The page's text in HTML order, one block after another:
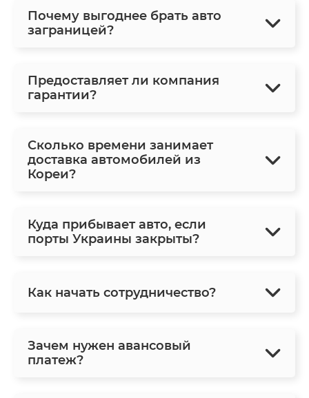
Почему выгоднее брать авто
заграницей?
Предоставляет ли компания
гарантии?
Сколько времени занимает
доставка автомобилей из
Кореи?
Куда прибывает авто, если
порты Украины закрыты?
Как начать сотрудничество?
Зачем нужен авансовый
платеж?